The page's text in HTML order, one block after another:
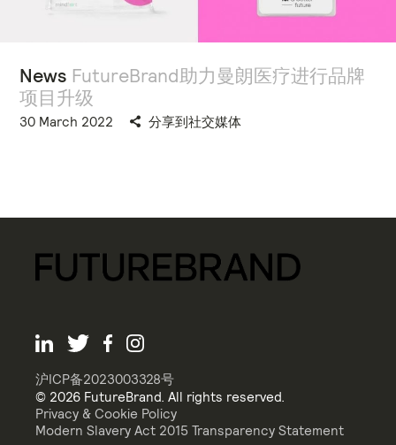
News FutureBrand助力曼朗医疗进行品牌
项目升级
30 March 2022 分享到社交媒体
沪ICP备2023003328号
© 2026 FutureBrand. All rights reserved.
Privacy & Cookie Policy
Modern Slavery Act 2015 Transparency Statement